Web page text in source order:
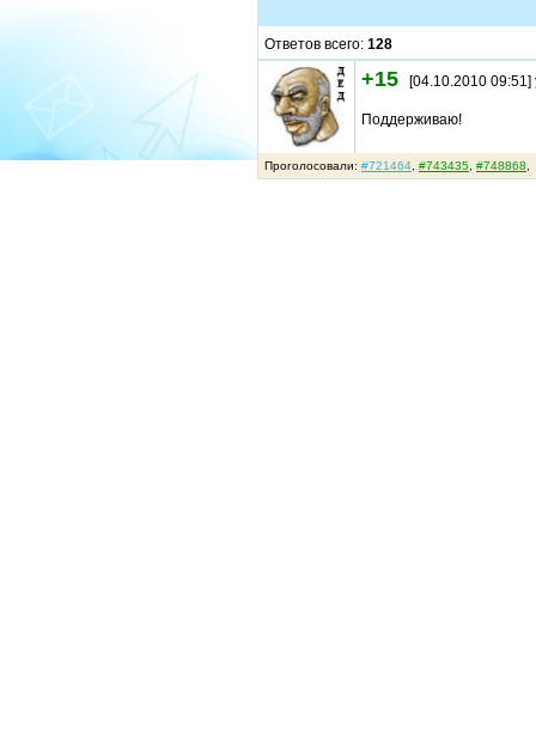
Ответов всего: 128
+15 [04.10.2010 09:51]
Поддерживаю!
Проголосовали: #721464 #743435 #748868